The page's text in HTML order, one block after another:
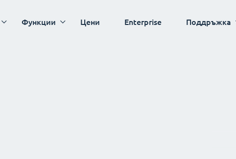
Функции Цени Enterprise Поддръжка